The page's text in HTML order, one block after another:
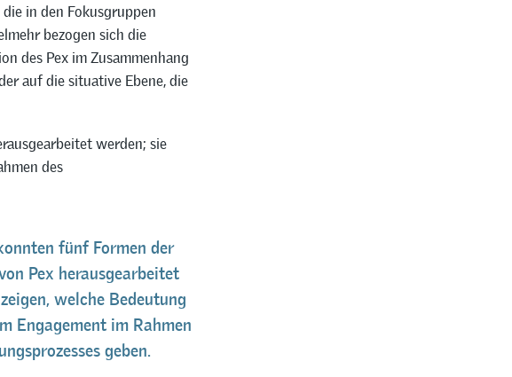
in den Fokusgruppen
bezogen sich die
des Pex im Zusammenhang
auf die situative Ebene, die
werden; sie
des
fünf Formen der
Pex herausgearbeitet
welche Bedeutung
Engagement im Rahmen
geben.